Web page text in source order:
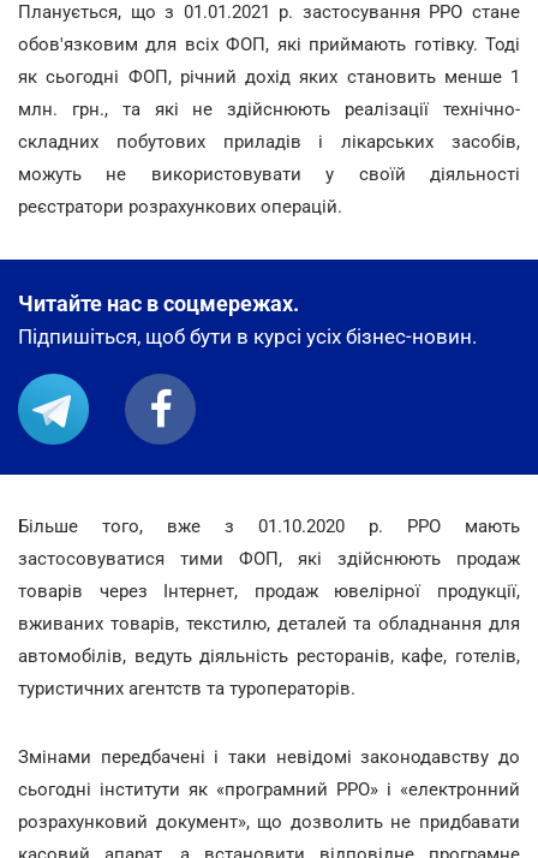
Планується, що з 01.01.2021 р. застосування РРО стане
обов'язковим для всіх ФОП, які приймають готівку. Тоді
як сьогодні ФОП, річний дохід яких становить менше 1
млн. грн., та які не здійснюють реалізації технічно-
складних побутових приладів і лікарських засобів,
можуть не використовувати у своїй діяльності
реєстратори розрахункових операцій.
Читайте нас в соцмережах.
Підпишіться, щоб бути в курсі усіх бізнес-новин.
Більше того, вже з 01.10.2020 р. РРО мають
застосовуватися тими ФОП, які здійснюють продаж
товарів через Інтернет, продаж ювелірної продукції,
вживаних товарів, текстилю, деталей та обладнання для
автомобілів, ведуть діяльність ресторанів, кафе, готелів,
туристичних агентств та туроператорів.
Змінами передбачені і таки невідомі законодавству до
сьогодні інститути як «програмний РРО» і «електронний
розрахунковий документ», що дозволить не придбавати